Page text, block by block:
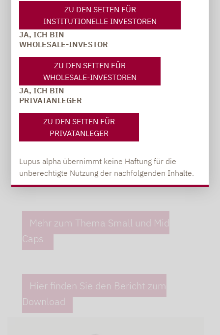
ZU DEN SEITEN FÜR
INSTITUTIONELLE INVESTOREN
JA, ICH BIN
WHOLESALE-INVESTOR
ZU DEN SEITEN FÜR
WHOLESALE-INVESTOREN
JA, ICH BIN
PRIVATANLEGER
ZU DEN SEITEN FÜR
PRIVATANLEGER
Lupus alpha übernimmt keine Haftung für die
unberechtigte Nutzung der nachfolgenden Inhalte.
Kennzahlen basierend auf Russell 2000 sowie
Stoxx Europe Mid 200 + Stoxx Europe Small 200.
Gewinn aus operativer Geschäftstätigkeit.
Annualisiertes 5 Jahres-Wachstum basierend auf
EBIT. Quelle: Bloomberg, eigene Berechnung.
Mehr zum Thema Small und Mid
Caps
Hier finden Sie den Bericht zum
Download